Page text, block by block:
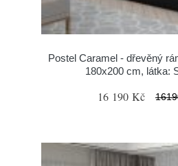
Postel Caramel - dřevěný
180x200 cm, látka:
16 190 Kč